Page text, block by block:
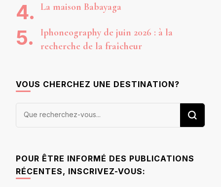
La maison Babayaga
Iphoneography de juin 2026 : à la
recherche de la fraîcheur
VOUS CHERCHEZ UNE DESTINATION?
Vous
POUR ÊTRE INFORMÉ DES PUBLICATIONS
RÉCENTES, INSCRIVEZ-VOUS: